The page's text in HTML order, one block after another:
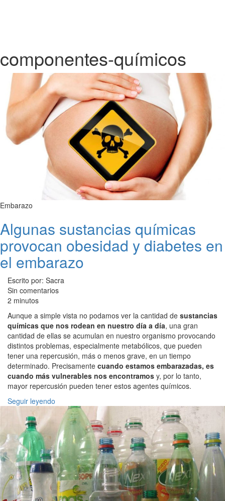
componentes-químicos
Embarazo
Algunas sustancias químicas
provocan obesidad y diabetes en
el embarazo
Escrito por: Sacra
Sin comentarios
2 minutos
Aunque a simple vista no podamos ver la cantidad de sustancias
químicas que nos rodean en nuestro día a día, una gran
cantidad de ellas se acumulan en nuestro organismo provocando
distintos problemas, especialmente metabólicos, que pueden
tener una repercusión, más o menos grave, en un tiempo
determinado. Precisamente cuando estamos embarazadas, es
cuando más vulnerables nos encontramos y, por lo tanto,
mayor repercusión pueden tener estos agentes químicos.
Seguir leyendo